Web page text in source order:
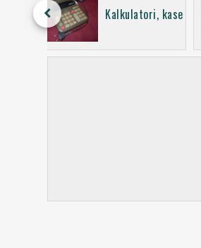
keyboard_arrow_left Kalkulatori, kase